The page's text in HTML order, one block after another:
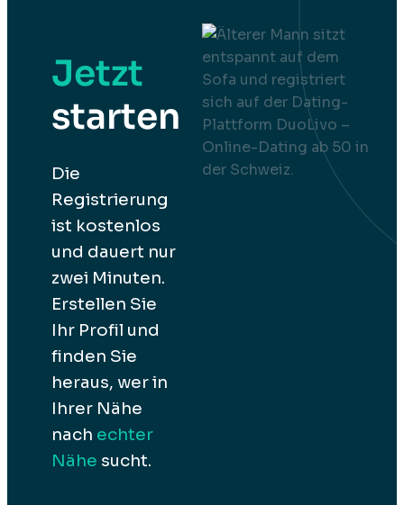
Jetzt
starten
Die
Registrierung
ist kostenlos
und dauert nur
zwei Minuten.
Erstellen Sie
Ihr Profil und
finden Sie
heraus, wer in
Ihrer Nähe
nach echter
Nähe sucht.